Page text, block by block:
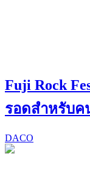
Fuji Rock
รอดสำหรับค
DACO